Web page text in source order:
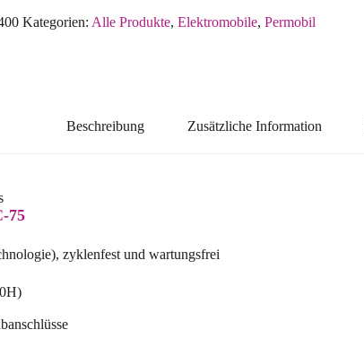
Kategorien: Alle Produkte, Elektromobile, Permobil
Beschreibung Zusätzliche Information
75
zyklenfest und wartungsfrei